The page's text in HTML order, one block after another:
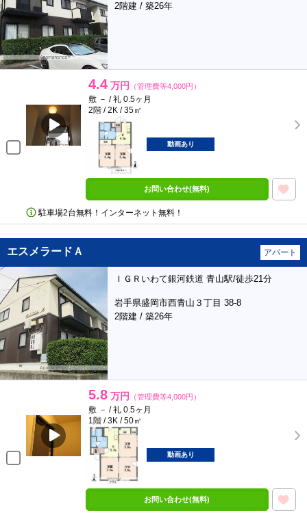
2階建 / 築26年
4.4 万円 （管理費等4,000円）
敷 － / 礼 0.5ヶ月
2階 / 2K / 35㎡
動画あり
お問い合わせ(無料)
駐車場2台無料！インターネット無料！
エスメラードＡ アパート
ＩＧＲいわて銀河鉄道 青山駅/徒歩21分
岩手県盛岡市西青山３丁目 38-8
2階建 / 築26年
5.8 万円 （管理費等4,000円）
敷 － / 礼 0.5ヶ月
1階 / 3K / 50㎡
動画あり
お問い合わせ(無料)